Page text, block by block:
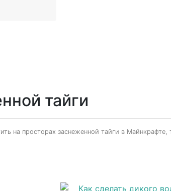
тайги
на просторах заснеженной тайги в